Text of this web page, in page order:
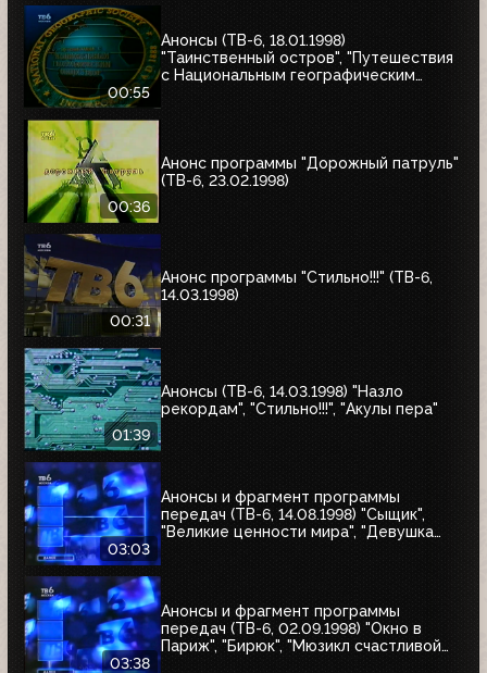
00:55
Анонсы (ТВ-6, 18.01.1998)
"Таинственный остров", "Путешествия
с Национальным географическим
00:36
Анонс программы "Дорожный патруль"
(ТВ-6, 23.02.1998)
00:31
Анонс программы "Стильно!!!" (ТВ-6,
14.03.1998)
01:39
Анонсы (ТВ-6, 14.03.1998) "Назло
рекордам", "Стильно!!!", "Акулы пера"
03:03
Анонсы и фрагмент программы
передач (ТВ-6, 14.08.1998) "Сыщик",
"Великие ценности мира", "Девушка
03:38
Анонсы и фрагмент программы
передач (ТВ-6, 02.09.1998) "Окно в
Париж", "Бирюк", "Мюзикл счастливой